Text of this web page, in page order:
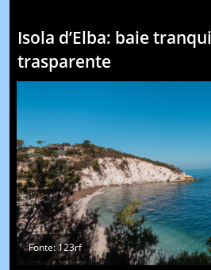
Isola d’Elba: baie
trasparente
Fonte: 123rf